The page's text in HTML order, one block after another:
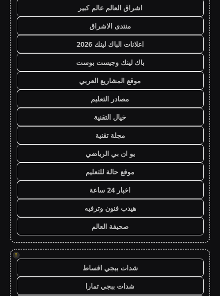
اشراق العالم عالم كبير
منتدى الاشراق
اعلانات الباك لينك 2026
باك لينك وجيست بوست
موقع المشاريع العربي
مصادر التعليم
خيال التقنية
مجلة تقنية
يو ان بي الرياضي
موقع حالة للتعليم
اخبار 24 ساعة
هيدب فنون وترفيه
صحيفة العالم
!
شدات ببجي اقساط
شدات ببجي تمارا